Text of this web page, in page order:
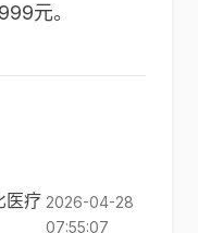
元。
医疗 2026-04-28
07:55:07